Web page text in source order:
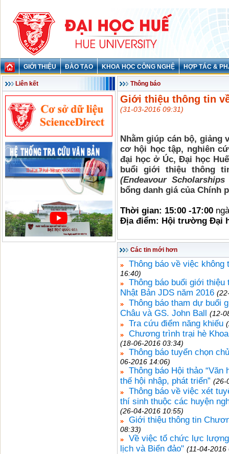
GIỚI THIỆU ĐÀO TẠO KHOA HỌC CÔNG NGHỆ HỢP TÁC &
Liên kết Thông báo
Giới thiệu thông tin
(31-03-2016 09:31)
Nhằm giúp cán bộ, giảng
cơ hội học tập, nghiên
đại học ở Úc, Đại học
buổi giới thiệu thông
(Endeavour
bổng danh giá của Chính
Thời gian: 15:00 -17:00
Địa điểm: Hội trường Đại
Các tin mới hơn
Thông báo về việc
16:40)
Thông báo buổi giới
Nhật Bản JDS năm 2016
Thông báo tham dự buổi
Châu và GS. John Ball (12-
Tra cứu điểm năng khiếu
Chương trình trại hè
(18-06-2016 03:34)
Thông báo tuyển chọn
06-2016 14:06)
Thông báo Hội thảo
thế hội nhập, phát triển” (26-
Thông báo về việc xét
thí sinh thuộc các huyện
(26-04-2016 10:55)
Giới thiệu thông tin
08:33)
Về việc tổ chức lực
lịch và Biển đảo" (11-04-2016